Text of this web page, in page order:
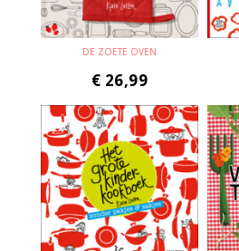
DE ZOETE OVEN
€ 26,99